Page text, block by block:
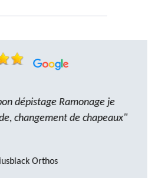
Ramonage je
de chapeaux"
Orthos